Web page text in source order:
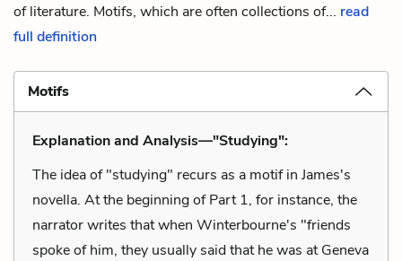
of literature. Motifs, which are often collections of... read
full definition
Motifs
Explanation and Analysis—"Studying":
The idea of "studying" recurs as a motif in James's
novella. At the beginning of Part 1, for instance, the
narrator writes that when Winterbourne's "friends
spoke of him, they usually said that he was at Geneva